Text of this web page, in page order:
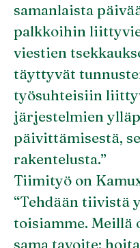
samanlaista
palkkoihin
viestien
täyttyvät
työsuhteisiin
järjestelmien
päivittämisestä,
rakentelusta.”
Tiimityö on
“Tehdään tiivistä
toisiamme.
sama tavoite: